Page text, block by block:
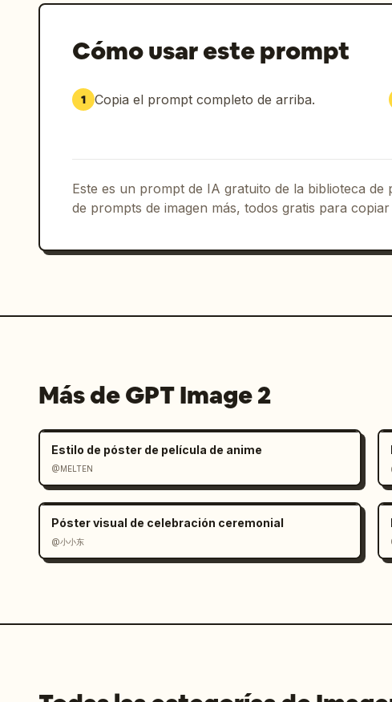
Cómo usar este prompt
1 Copia el prompt completo de arriba.
Este es un prompt de IA gratuito de la biblioteca de
de prompts de imagen más, todos gratis para
Más de GPT Image 2
Estilo de póster de película de anime
@MELTEN
Póster visual de celebración ceremonial
@小小东